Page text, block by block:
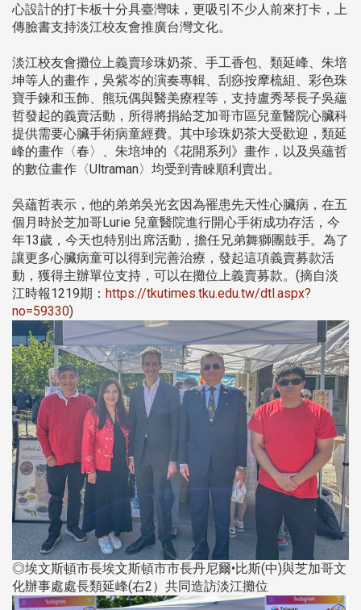
心設計的打卡板十分具臺灣味，更吸引不少人前來打卡，上
傳臉書支持淡江校友會推廣台灣文化。
淡江校友會攤位上義賣珍珠奶茶、手工香包、類延峰、朱培
坤等人的畫作，吳紫岑的演奏專輯、刮痧按摩梳組、彩色珠
寶手鍊和玉飾、熊玩偶與醫美療程等，支持盧秀琴長子吳蘊
哲發起的義賣活動，所得將捐給芝加哥市區兒童醫院心臟科
提供需要心臟手術病童經費。其中珍珠奶茶大受歡迎，類延
峰的畫作〈春〉、朱培坤的《花開系列》畫作，以及吳蘊哲
的數位畫作〈Ultraman〉均受到青睞順利賣出。
吳蘊哲表示，他的弟弟吳光玄因為罹患先天性心臟病，在五
個月時於芝加哥Lurie 兒童醫院進行開心手術成功存活，今
年13歲，今天也特別出席活動，擔任兄弟舞獅團鼓手。為了
讓更多心臟病童可以得到完善治療，發起這項義賣募款活
動，獲得主辦單位支持，可以在攤位上義賣募款。(摘自淡
江時報1219期： https://tkutimes.tku.edu.tw/dtl.aspx?
no=59330)
◎埃文斯頓市長埃文斯頓市市長丹尼爾•比斯(中)與芝加哥文
化辦事處處長類延峰(右2）共同造訪淡江攤位